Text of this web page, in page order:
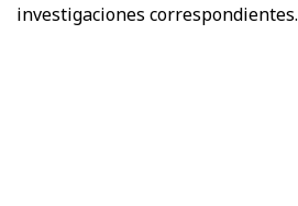
investigaciones correspondientes.